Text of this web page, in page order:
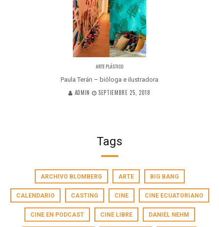
ARTE PLÁSTICO
Paula Terán – bióloga e ilustradora
ADMIN SEPTIEMBRE 25, 2018
Tags
ARCHIVO BLOMBERG ARTE BIG BANG
CALENDARIO CASTING CINE CINE ECUATORIANO
CINE EN PODCAST CINE LIBRE DANIEL NEHM